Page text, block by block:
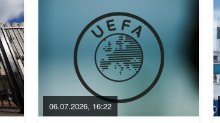
06.07.2026, 16:22